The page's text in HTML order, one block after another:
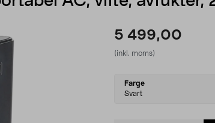
5 499,00
(inkl. moms)
Select
variant
Farge
Svart